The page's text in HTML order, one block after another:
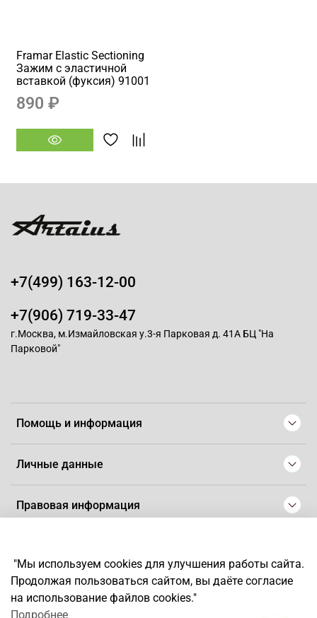
Framar Elastic Sectioning
Зажим с эластичной
вставкой (фуксия) 91001
890 ₽
Помощь и информация
Личные данные
Правовая информация
+7(499) 163-12-00
+7(906) 719-33-47
г.Москва, м.Измайловская у.3-я Парковая д. 41А БЦ "На
Парковой"
*Любое использование контента без письменного разрешения
запрещено
"Мы используем cookies для улучшения работы сайта.
Продолжая пользоваться сайтом, вы даёте согласие
на использование файлов cookies."
Подробнее